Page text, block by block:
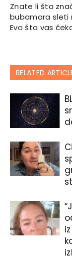
Znate li šta
bubamara sleti
Evo šta vas
RELATED